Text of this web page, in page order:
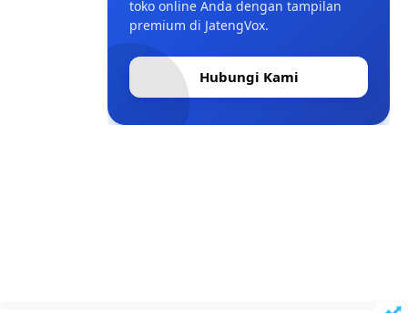
toko online Anda dengan tampilan
premium di JatengVox.
Hubungi Kami